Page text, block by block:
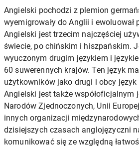
Angielski pochodzi z plemion
wyemigrowały do Anglii i ewoluował
Angielski jest trzecim najczęściej
świecie, po chińskim i hiszpańskim.
wyuczonym drugim językiem i
60 suwerennych krajów. Ten język
użytkowników jako drugi i obcy język
Angielski jest także współoficjalnym
Narodów Zjednoczonych, Unii
innych organizacji
dzisiejszych czasach anglojęzyczni
komunikować się ze względną